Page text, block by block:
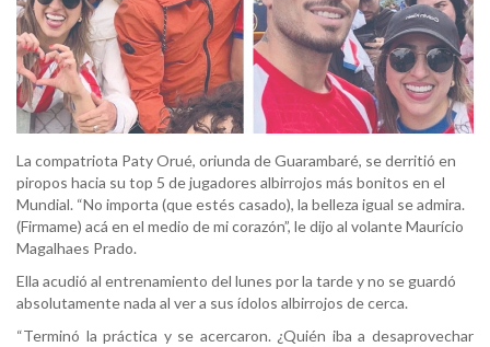
La compatriota Paty Orué, oriunda de Guarambaré, se derritió en
piropos hacia su top 5 de jugadores albirrojos más bonitos en el
Mundial. “No importa (que estés casado), la belleza igual se admira.
(Firmame) acá en el medio de mi corazón”, le dijo al volante Maurício
Magalhaes Prado.
Ella acudió al entrenamiento del lunes por la tarde y no se guardó
absolutamente nada al ver a sus ídolos albirrojos de cerca.
“Terminó la práctica y se acercaron. ¿Quién iba a desaprovechar